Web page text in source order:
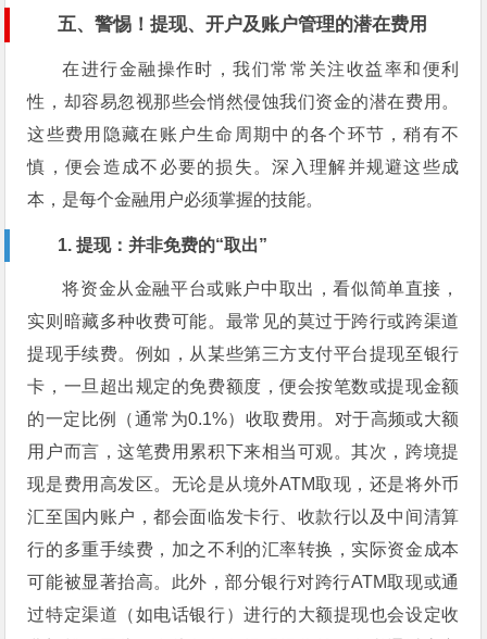
五、警惕！提现、开户及账户管理的潜在费用
在进行金融操作时，我们常常关注收益率和便利
性，却容易忽视那些会悄然侵蚀我们资金的潜在费用。
这些费用隐藏在账户生命周期中的各个环节，稍有不
慎，便会造成不必要的损失。深入理解并规避这些成
本，是每个金融用户必须掌握的技能。
1. 提现：并非免费的“取出”
将资金从金融平台或账户中取出，看似简单直接，
实则暗藏多种收费可能。最常见的莫过于跨行或跨渠道
提现手续费。例如，从某些第三方支付平台提现至银行
卡，一旦超出规定的免费额度，便会按笔数或提现金额
的一定比例（通常为0.1%）收取费用。对于高频或大额
用户而言，这笔费用累积下来相当可观。其次，跨境提
现是费用高发区。无论是从境外ATM取现，还是将外币
汇至国内账户，都会面临发卡行、收款行以及中间清算
行的多重手续费，加之不利的汇率转换，实际资金成本
可能被显著抬高。此外，部分银行对跨行ATM取现或通
过特定渠道（如电话银行）进行的大额提现也会设定收